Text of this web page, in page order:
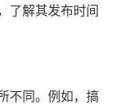
了解其发布时间
不同。例如，搞